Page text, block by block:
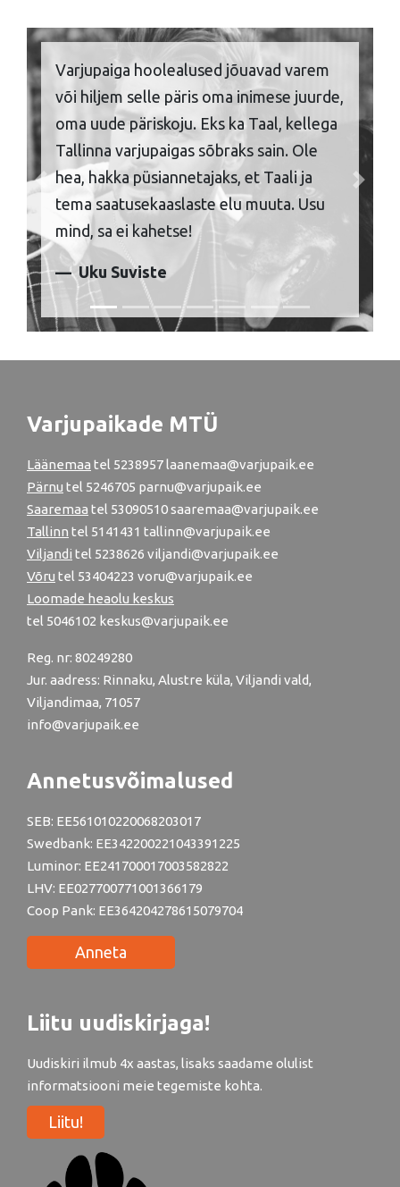
Varjupaiga hoolealused jõuavad varem
või hiljem selle päris oma inimese juurde,
oma uude päriskoju. Eks ka Taal, kellega
Tallinna varjupaigas sõbraks sain. Ole
hea, hakka püsiannetajaks, et Taali ja
tema saatusekaaslaste elu muuta. Usu
mind, sa ei kahetse!
Uku Suviste
Previous Next
Varjupaikade MTÜ
Läänemaa tel 5238957 laanemaa@varjupaik.ee
Pärnu tel 5246705 parnu@varjupaik.ee
Saaremaa tel 53090510 saaremaa@varjupaik.ee
Tallinn tel 5141431 tallinn@varjupaik.ee
Viljandi tel 5238626 viljandi@varjupaik.ee
Võru tel 53404223 voru@varjupaik.ee
Loomade heaolu keskus
tel 5046102 keskus@varjupaik.ee
Reg. nr: 80249280
Jur. aadress: Rinnaku, Alustre küla, Viljandi vald,
Viljandimaa, 71057
info@varjupaik.ee
Annetusvõimalused
SEB: EE561010220068203017
Swedbank: EE342200221043391225
Luminor: EE241700017003582822
LHV: EE027700771001366179
Coop Pank: EE364204278615079704
Anneta
Liitu uudiskirjaga!
Uudiskiri ilmub 4x aastas, lisaks saadame olulist
informatsiooni meie tegemiste kohta.
Liitu!